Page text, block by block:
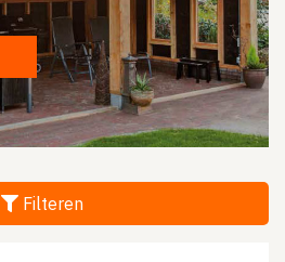
Filteren